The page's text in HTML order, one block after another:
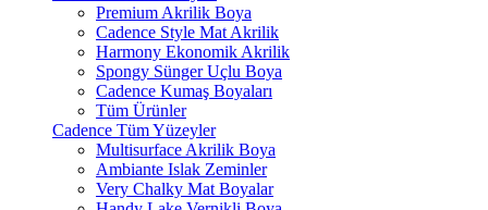
Premium Akrilik Boya
Cadence Style Mat Akrilik
Harmony Ekonomik Akrilik
Spongy Sünger Uçlu Boya
Cadence Kumaş Boyaları
Tüm Ürünler
Cadence Tüm Yüzeyler
Multisurface Akrilik Boya
Ambiante Islak Zeminler
Very Chalky Mat Boyalar